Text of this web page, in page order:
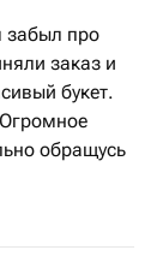
забыл про
заказ и
букет.
обращусь